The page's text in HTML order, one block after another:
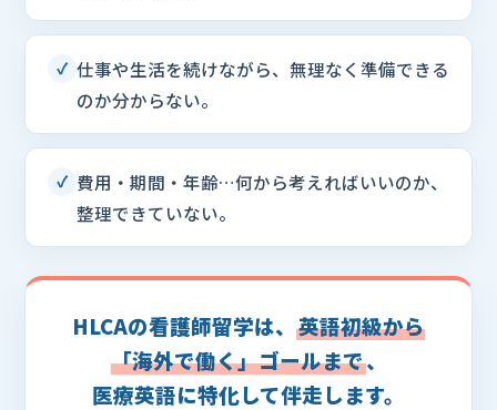
✓ 仕事や生活を続けながら、無理なく準備できる
のか分からない。
✓ 費用・期間・年齢…何から考えればいいのか、
整理できていない。
HLCAの看護師留学は、 英語初級から
「海外で働く」ゴールまで、
医療英語に特化して伴走します。